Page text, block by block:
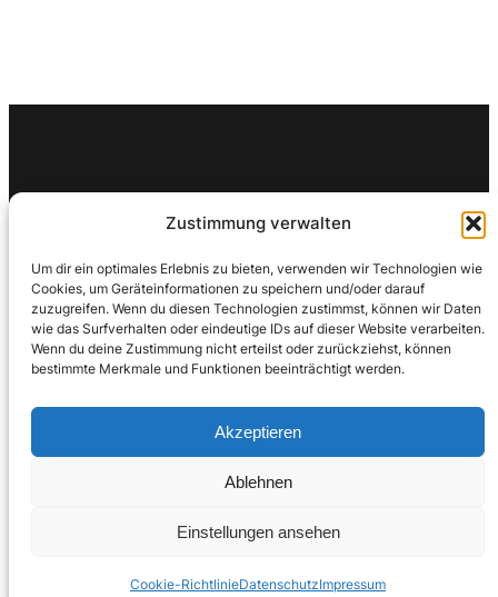
Zustimmung verwalten
Um dir ein optimales Erlebnis zu bieten, verwenden wir Technologien wie
Cookies, um Geräteinformationen zu speichern und/oder darauf
zuzugreifen. Wenn du diesen Technologien zustimmst, können wir Daten
wie das Surfverhalten oder eindeutige IDs auf dieser Website verarbeiten.
Wenn du deine Zustimmung nicht erteilst oder zurückziehst, können
bestimmte Merkmale und Funktionen beeinträchtigt werden.
Akzeptieren
Ablehnen
Einstellungen ansehen
Cookie-RichtlinieDatenschutzImpressum
Search for an article
Search
Search